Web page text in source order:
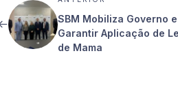
SBM Mobiliza Governo
Garantir Aplicação de
de Mama